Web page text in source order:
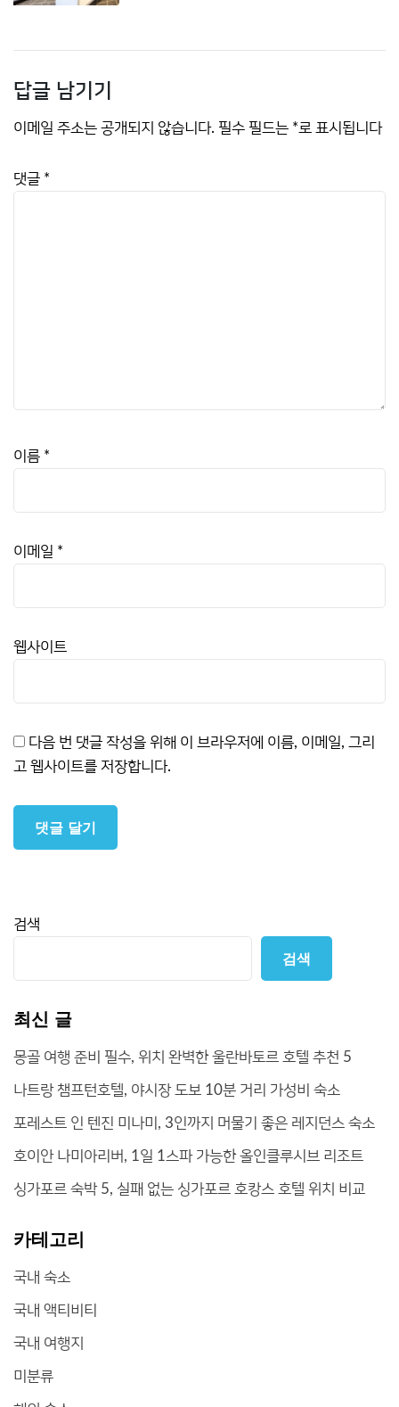
답글 남기기
이메일 주소는 공개되지 않습니다. 필수 필드는 *로 표시됩니다
댓글 *
이름 *
이메일 *
웹사이트
다음 번 댓글 작성을 위해 이 브라우저에 이름, 이메일, 그리
고 웹사이트를 저장합니다.
검색
검색
최신 글
몽골 여행 준비 필수, 위치 완벽한 울란바토르 호텔 추천 5
나트랑 챔프턴호텔, 야시장 도보 10분 거리 가성비 숙소
포레스트 인 텐진 미나미, 3인까지 머물기 좋은 레지던스 숙소
호이안 나미아리버, 1일 1스파 가능한 올인클루시브 리조트
싱가포르 숙박 5, 실패 없는 싱가포르 호캉스 호텔 위치 비교
카테고리
국내 숙소
국내 액티비티
국내 여행지
미분류